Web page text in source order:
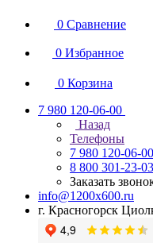
0 Сравнение
0 Избранное
0 Корзина
7 980 120-06-00
Назад
Телефоны
7 980 120-06-00
8 800 301-23-03
Заказать
info@1200x600.ru
г. Красногорск